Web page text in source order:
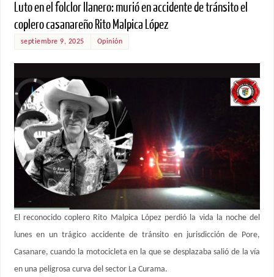
Luto en el folclor llanero: murió en accidente de tránsito el
coplero casanareño Rito Malpica López
septiembre 9, 2025 Opinión
El reconocido coplero Rito Malpica López perdió la vida la noche del
lunes en un trágico accidente de tránsito en jurisdicción de Pore,
Casanare, cuando la motocicleta en la que se desplazaba salió de la vía
en una peligrosa curva del sector La Curama.